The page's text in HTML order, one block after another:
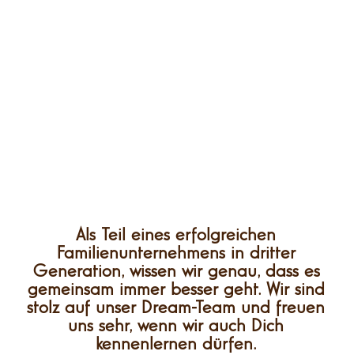
Als Teil eines erfolgreichen
Familienunternehmens in dritter
Generation, wissen wir genau, dass es
gemeinsam immer besser geht. Wir sind
stolz auf unser Dream-Team und freuen
uns sehr, wenn wir auch Dich
kennenlernen dürfen.